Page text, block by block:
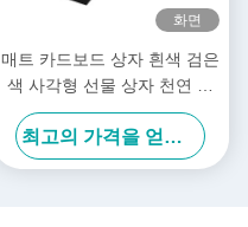
화면
매트 카드보드 상자 흰색 검은
색 사각형 선물 상자 천연 딱
딱한 포장
최고의 가격을 얻으십시오